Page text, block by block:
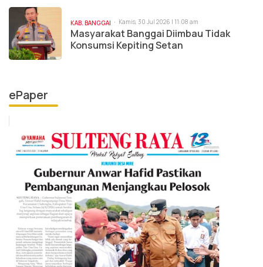
KAB. BANGGAI Kamis, 30 Jul 2026 | 11:08 am
Masyarakat Banggai Diimbau Tidak
Konsumsi Kepiting Setan
ePaper